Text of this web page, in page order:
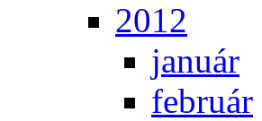
2012
ja­nu­ár
feb­ru­ár